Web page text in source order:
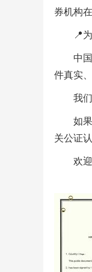
券机构
📍
中
件真实
我
如
关公证
欢